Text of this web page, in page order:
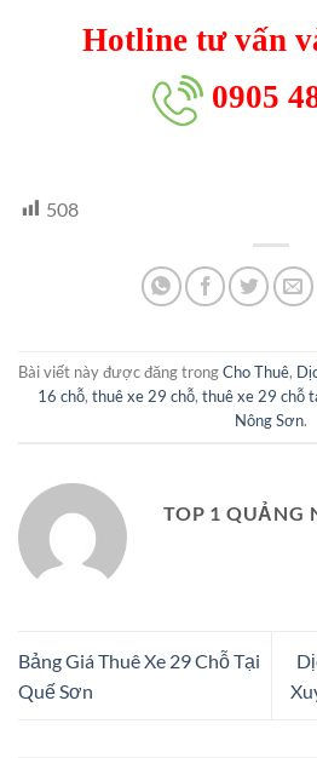
Hotline tư vấn
0905
508
Bài viết này được đăng trongCho Thuê,
16 chỗ, thuê xe 29 chỗ, thuê xe 29 chỗ
Nông Sơn.
TOP 1 QUẢNG
Bảng Giá Thuê Xe 29 Chỗ Tại
Quế Sơn